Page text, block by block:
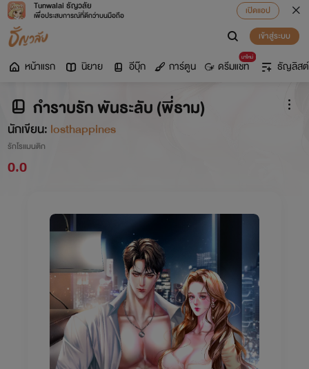
Tunwalai ธัญวลัย
เพื่อประสบการณ์ที่ดีกว่าบนมือถือ
เปิดแอป
เข้าสู่ระบบ
หน้าแรก นิยาย อีบุ๊ก การ์ตูน
มาใหม่
ดรีมแชท ธัญลิสต์
กำราบรัก พันธะลับ (พี่ธาม)
นักเขียน: losthappines
รักโรแมนติก
0.0